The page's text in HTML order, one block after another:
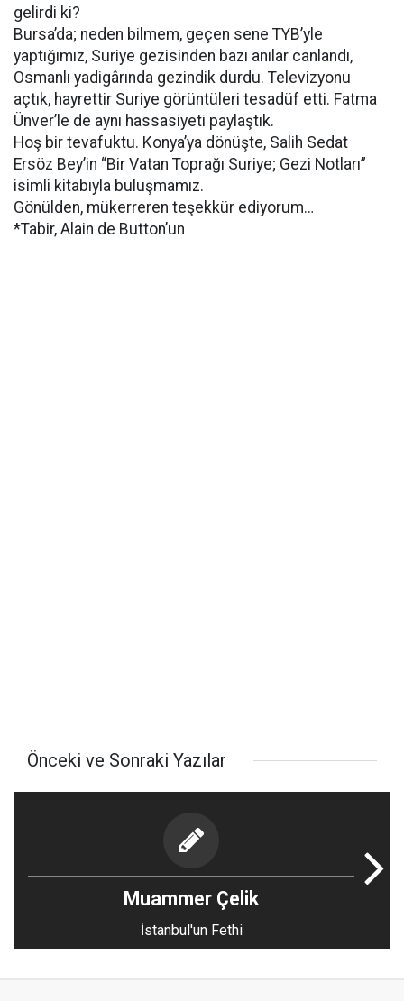
gelirdi ki?
Bursa’da; neden bilmem, geçen sene TYB’yle
yaptığımız, Suriye gezisinden bazı anılar canlandı,
Osmanlı yadigârında gezindik durdu. Televizyonu
açtık, hayrettir Suriye görüntüleri tesadüf etti. Fatma
Ünver’le de aynı hassasiyeti paylaştık.
Hoş bir tevafuktu. Konya’ya dönüşte, Salih Sedat
Ersöz Bey’in “Bir Vatan Toprağı Suriye; Gezi Notları”
isimli kitabıyla buluşmamız.
Gönülden, mükerreren teşekkür ediyorum…
*Tabir, Alain de Button’un
Önceki ve Sonraki Yazılar
Muammer Çelik
İstanbul'un Fethi